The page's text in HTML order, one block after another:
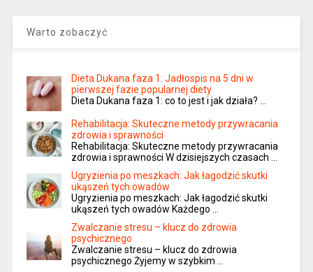
Warto zobaczyć
Dieta Dukana faza 1: Jadłospis na 5 dni w
pierwszej fazie popularnej diety
Dieta Dukana faza 1: co to jest i jak działa? …
Rehabilitacja: Skuteczne metody przywracania
zdrowia i sprawności
Rehabilitacja: Skuteczne metody przywracania
zdrowia i sprawności W dzisiejszych czasach …
Ugryzienia po meszkach: Jak łagodzić skutki
ukąszeń tych owadów
Ugryzienia po meszkach: Jak łagodzić skutki
ukąszeń tych owadów Każdego …
Zwalczanie stresu – klucz do zdrowia
psychicznego
Zwalczanie stresu – klucz do zdrowia
psychicznego Żyjemy w szybkim …